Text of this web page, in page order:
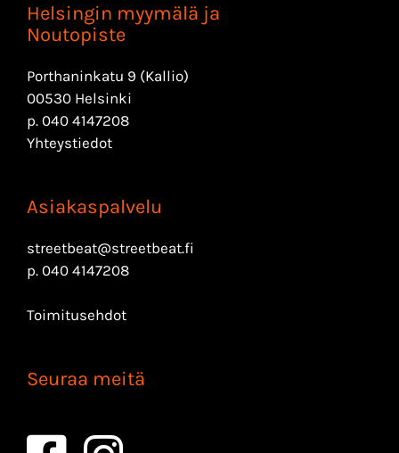
Helsingin myymälä ja
Noutopiste
Porthaninkatu 9 (Kallio)
00530 Helsinki
p. 040 4147208
Yhteystiedot
Asiakaspalvelu
streetbeat@streetbeat.fi
p. 040 4147208
Toimitusehdot
Seuraa meitä